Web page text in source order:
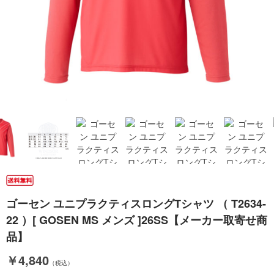
ゴーセン ユニプラクティスロングTシャツ （ T2634-
22 ）[ GOSEN MS メンズ ]26SS【メーカー取寄せ商
品】
￥4,840 （税込）